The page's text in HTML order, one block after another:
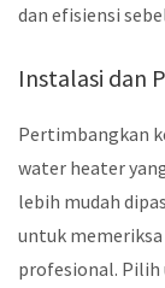
dan efisiensi
Instalasi dan
Pertimbangkan
water heater
lebih mudah
untuk
profesional. Pilih